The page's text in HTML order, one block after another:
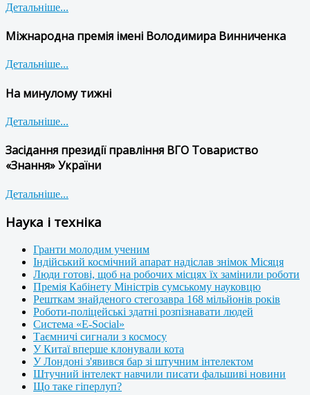
Детальніше...
Міжнародна премія імені Володимира Винниченка
Детальніше...
На минулому тижні
Детальніше...
Засідання президії правління ВГО Товариство
«Знання» України
Детальніше...
Наука і техніка
Гранти молодим ученим
Індійський космічний апарат надіслав знімок Місяця
Люди готові, щоб на робочих місцях їх замінили роботи
Премія Кабінету Міністрів сумському науковцю
Решткам знайденого стегозавра 168 мільйонів років
Роботи-поліцейські здатні розпізнавати людей
Система «E-Social»
Таємничі сигнали з космосу
У Китаї вперше клонували кота
У Лондоні з'явився бар зі штучним інтелектом
Штучний інтелект навчили писати фальшиві новини
Що таке гіперлуп?